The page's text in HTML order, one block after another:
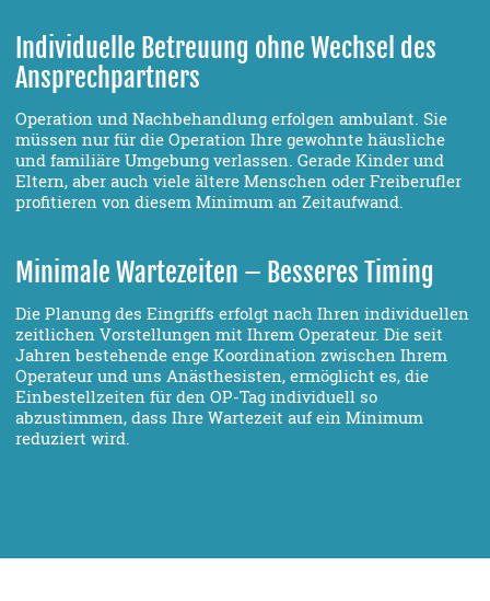
Individuelle Betreuung ohne Wechsel des
Ansprechpartners
Operation und Nachbehandlung erfolgen ambulant. Sie
müssen nur für die Operation Ihre gewohnte häusliche
und familiäre Umgebung verlassen. Gerade Kinder und
Eltern, aber auch viele ältere Menschen oder Freiberufler
profitieren von diesem Minimum an Zeitaufwand.
Minimale Wartezeiten – Besseres Timing
Die Planung des Eingriffs erfolgt nach Ihren individuellen
zeitlichen Vorstellungen mit Ihrem Operateur. Die seit
Jahren bestehende enge Koordination zwischen Ihrem
Operateur und uns Anästhesisten, ermöglicht es, die
Einbestellzeiten für den OP-Tag individuell so
abzustimmen, dass Ihre Wartezeit auf ein Minimum
reduziert wird.